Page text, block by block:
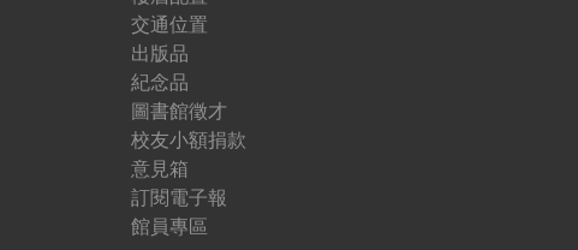
交通位置
出版品
紀念品
圖書館徵才
校友小額捐款
意見箱
訂閱電子報
館員專區